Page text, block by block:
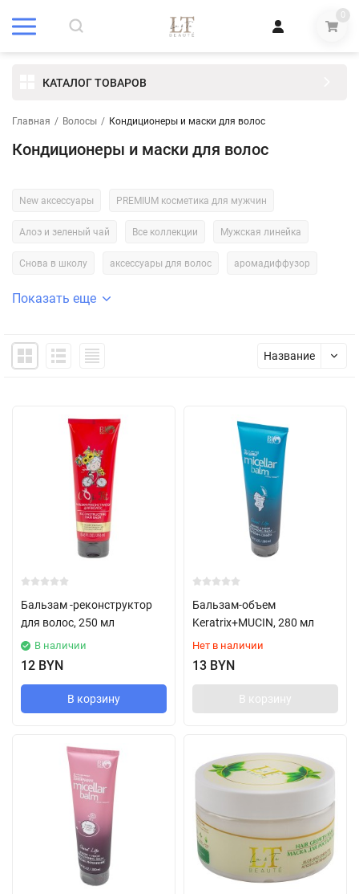
0
КАТАЛОГ ТОВАРОВ
Главная / Волосы / Кондиционеры и маски для волос
Кондиционеры и маски для волос
New аксессуары PREMIUM косметика для мужчин
Алоэ и зеленый чай Все коллекции Мужская линейка
Снова в школу аксессуары для волос аромадиффузор
Показать еще
Название
Бальзам -реконструктор
для волос, 250 мл
В наличии
12 BYN
В корзину
Бальзам-объем
Keratrix+MUCIN, 280 мл
Нет в наличии
13 BYN
В корзину